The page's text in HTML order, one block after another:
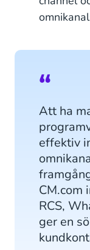
Att ha
effektiv
CM.com
RCS,
ger en